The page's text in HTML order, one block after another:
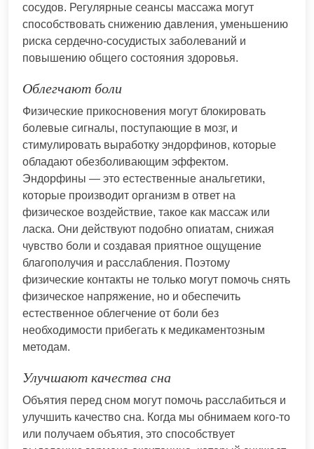
сосудов. Регулярные сеансы массажа могут
способствовать снижению давления, уменьшению
риска сердечно-сосудистых заболеваний и
повышению общего состояния здоровья.
Облегчают боли
Физические прикосновения могут блокировать
болевые сигналы, поступающие в мозг, и
стимулировать выработку эндорфинов, которые
обладают обезболивающим эффектом.
Эндорфины — это естественные анальгетики,
которые производит организм в ответ на
физическое воздействие, такое как массаж или
ласка. Они действуют подобно опиатам, снижая
чувство боли и создавая приятное ощущение
благополучия и расслабления. Поэтому
физические контакты не только могут помочь снять
физическое напряжение, но и обеспечить
естественное облегчение от боли без
необходимости прибегать к медикаментозным
методам.
Улучшают качества сна
Объятия перед сном могут помочь расслабиться и
улучшить качество сна. Когда мы обнимаем кого-то
или получаем объятия, это способствует